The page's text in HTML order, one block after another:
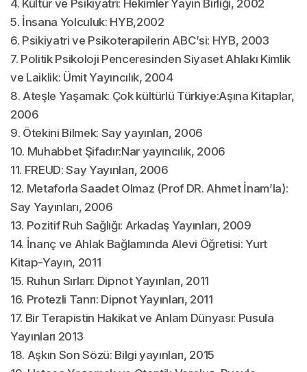
4. Kültür ve Psikiyatri: Hekimler Yayın Birliği, 2002
5. İnsana Yolculuk: HYB,2002
6. Psikiyatri ve Psikoterapilerin ABC’si: HYB, 2003
7. Politik Psikoloji Penceresinden Siyaset Ahlakı Kimlik
ve Laiklik: Ümit Yayıncılık, 2004
8. Ateşle Yaşamak: Çok kültürlü Türkiye:Aşına Kitaplar,
2006
9. Ötekini Bilmek: Say yayınları, 2006
10. Muhabbet Şifadır:Nar yayıncılık, 2006
11. FREUD: Say Yayınları, 2006
12. Metaforla Saadet Olmaz (Prof DR. Ahmet İnam’la):
Say Yayınları, 2006
13. Pozitif Ruh Sağlığı: Arkadaş Yayınları, 2009
14. İnanç ve Ahlak Bağlamında Alevi Öğretisi: Yurt
Kitap-Yayın, 2011
15. Ruhun Sırları: Dipnot Yayınları, 2011
16. Protezli Tanrı: Dipnot Yayınları, 2011
17. Bir Terapistin Hakikat ve Anlam Dünyası: Pusula
Yayınları 2013
18. Aşkın Son Sözü: Bilgi yayınları, 2015